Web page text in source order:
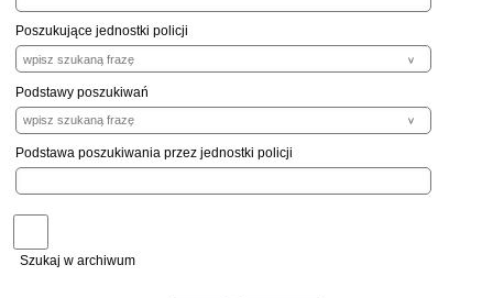
Poszukujące jednostki policji
Podstawy poszukiwań
Podstawa poszukiwania przez jednostki policji
Szukaj w archiwum